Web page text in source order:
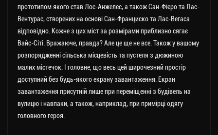
прототипом якого став Лос-Анжелес, а також Сан-Фієро та Лас-
Вентурас, створених на основі Сан-Франциско та Лас-Вегаса
відповідно. Кожне з цих міст за розмірами приблизно сягає
Вайс-Сіті. Вражаюче, правда? Але це ще не все. Також у вашому
розпорядженні сільська місцевість та пустеля з дюжиною
малих містечок. І головне, що весь цей широчезний простір
доступний без будь-якого екрану завантаження. Екран
завантаження присутній лише при переміщенні з будівель на
вулицю і навпаки, а також, наприклад, при примірці одягу
головного героя.